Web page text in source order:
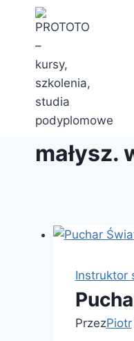
Przejdź
małysz.
Instruktor
PrzezPiotr